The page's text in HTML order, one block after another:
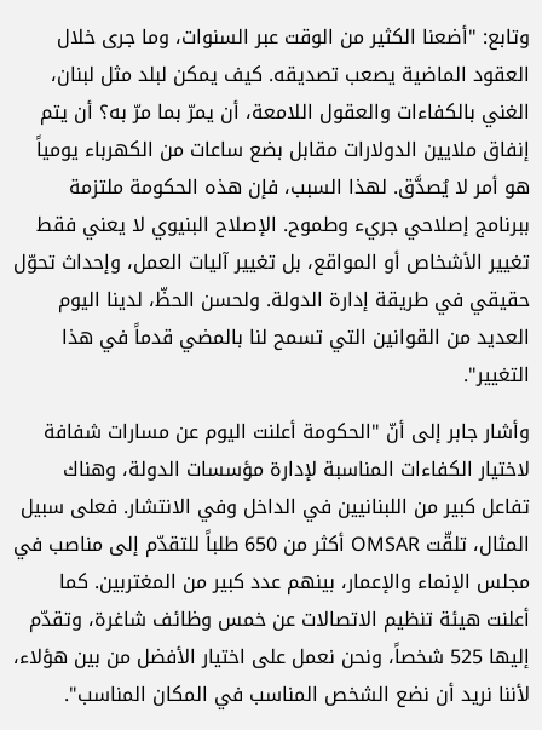
وتابع: "أضعنا الكثير من الوقت عبر السنوات، وما جرى خلال
العقود الماضية يصعب تصديقه. كيف يمكن لبلد مثل لبنان،
الغني بالكفاءات والعقول اللامعة، أن يمرّ بما مرّ به؟ أن يتم
إنفاق ملايين الدولارات مقابل بضع ساعات من الكهرباء يومياً
هو أمر لا يُصدَّق. لهذا السبب، فإن هذه الحكومة ملتزمة
ببرنامج إصلاحي جريء وطموح. الإصلاح البنيوي لا يعني فقط
تغيير الأشخاص أو المواقع، بل تغيير آليات العمل، وإحداث تحوّل
حقيقي في طريقة إدارة الدولة. ولحسن الحظّ، لدينا اليوم
العديد من القوانين التي تسمح لنا بالمضي قدماً في هذا
التغيير".
وأشار جابر إلى أنّ "الحكومة أعلنت اليوم عن مسارات شفافة
لاختيار الكفاءات المناسبة لإدارة مؤسسات الدولة، وهناك
تفاعل كبير من اللبنانيين في الداخل وفي الانتشار. فعلى سبيل
المثال، تلقّت OMSAR أكثر من 650 طلباً للتقدّم إلى مناصب في
مجلس الإنماء والإعمار، بينهم عدد كبير من المغتربين. كما
أعلنت هيئة تنظيم الاتصالات عن خمس وظائف شاغرة، وتقدّم
إليها 525 شخصاً، ونحن نعمل على اختيار الأفضل من بين هؤلاء،
لأننا نريد أن نضع الشخص المناسب في المكان المناسب".